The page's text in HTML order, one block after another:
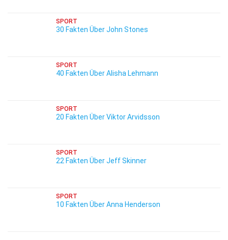
SPORT
30 Fakten Über John Stones
SPORT
40 Fakten Über Alisha Lehmann
SPORT
20 Fakten Über Viktor Arvidsson
SPORT
22 Fakten Über Jeff Skinner
SPORT
10 Fakten Über Anna Henderson